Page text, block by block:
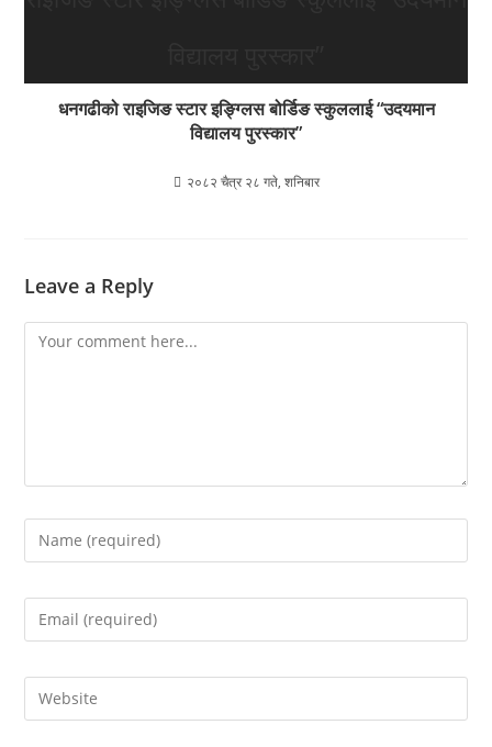
धनगढीको राइजिङ स्टार इङ्ग्लिस बोर्डिङ स्कुललाई “उदयमान
विद्यालय पुरस्कार”
२०८२ चैत्र २८ गते, शनिबार
Leave a Reply